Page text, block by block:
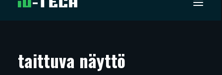
ARTIKKELIT
taittuva näyttö